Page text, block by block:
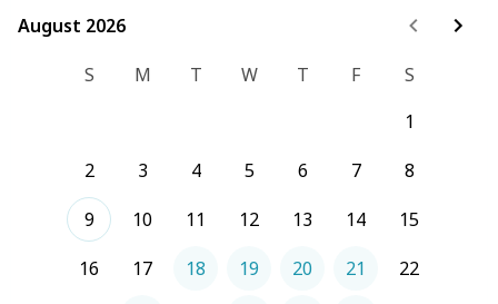
August 2026
August 2026
S
M T W T F
S
1
2
3 4 5 6 7
8
9
10 11 12 13 14
15
16
17 18 19 20 21
22